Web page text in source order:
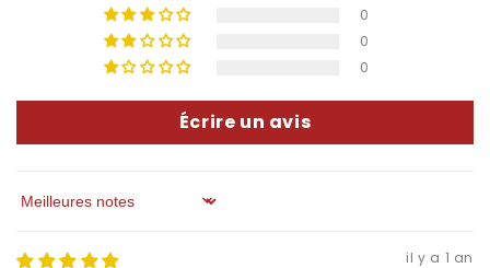
0
0
0
Écrire un avis
Sort by
il y a 1 an